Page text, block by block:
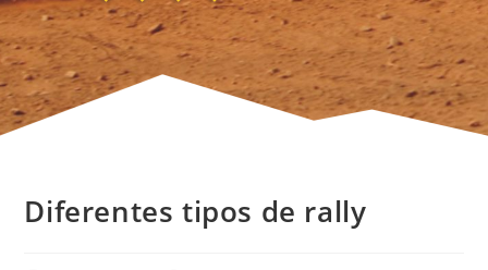
Diferentes tipos de rally